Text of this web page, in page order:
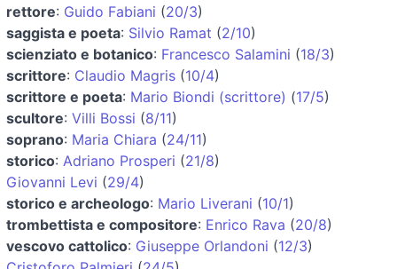
rettore: Guido Fabiani (20/3)
saggista e poeta: Silvio Ramat (2/10)
scienziato e botanico: Francesco Salamini (18/3)
scrittore: Claudio Magris (10/4)
scrittore e poeta: Mario Biondi (scrittore) (17/5)
scultore: Villi Bossi (8/11)
soprano: Maria Chiara (24/11)
storico: Adriano Prosperi (21/8)
Giovanni Levi (29/4)
storico e archeologo: Mario Liverani (10/1)
trombettista e compositore: Enrico Rava (20/8)
vescovo cattolico: Giuseppe Orlandoni (12/3)